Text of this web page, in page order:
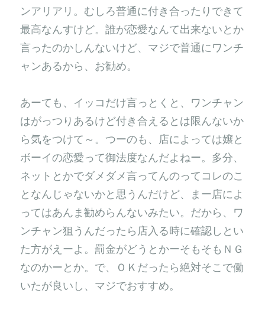
ンアリアリ。むしろ普通に付き合ったりできて
最高なんすけど。誰が恋愛なんて出来ないとか
言ったのかしんないけど、マジで普通にワンチ
ャンあるから、お勧め。
あーても、イッコだけ言っとくと、ワンチャン
はがっつりあるけど付き合えるとは限んないか
ら気をつけて～。つーのも、店によっては嬢と
ボーイの恋愛って御法度なんだよねー。多分、
ネットとかでダメダメ言ってんのってコレのこ
となんじゃないかと思うんだけど、まー店によ
ってはあんま勧めらんないみたい。だから、ワ
ンチャン狙うんだったら店入る時に確認しとい
た方がえーよ。罰金がどうとかーそもそもＮＧ
なのかーとか。で、ＯＫだったら絶対そこで働
いたが良いし、マジでおすすめ。